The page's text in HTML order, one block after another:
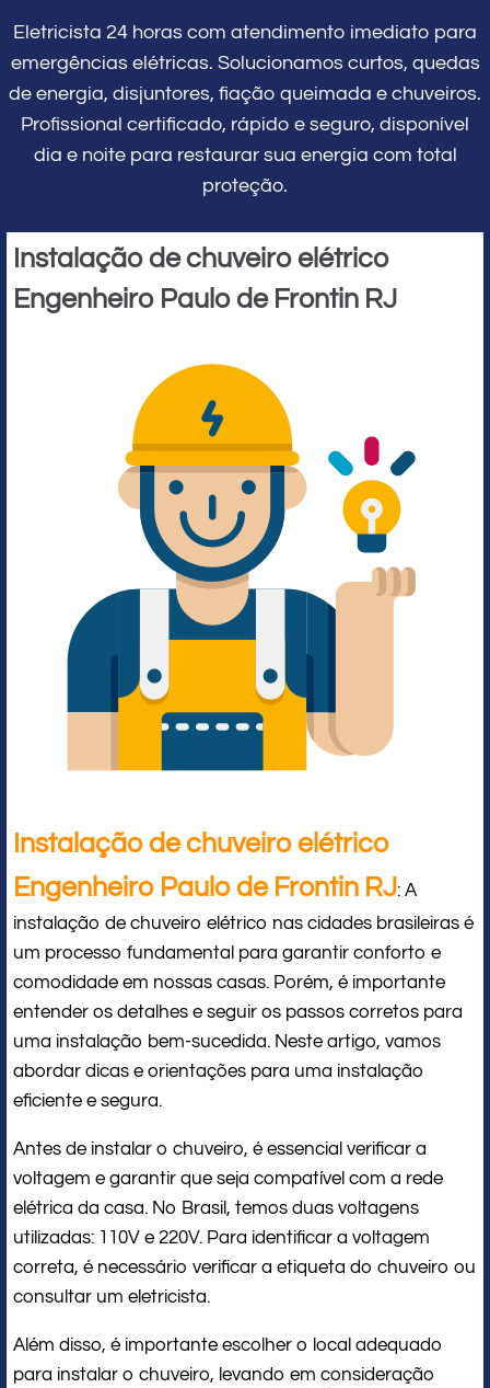
Eletricista 24 horas com atendimento imediato para
emergências elétricas. Solucionamos curtos, quedas
de energia, disjuntores, fiação queimada e chuveiros.
Profissional certificado, rápido e seguro, disponível
dia e noite para restaurar sua energia com total
proteção.
Instalação de chuveiro elétrico
Engenheiro Paulo de Frontin RJ
Instalação de chuveiro elétrico
Engenheiro Paulo de Frontin RJ: A
instalação de chuveiro elétrico nas cidades brasileiras é
um processo fundamental para garantir conforto e
comodidade em nossas casas. Porém, é importante
entender os detalhes e seguir os passos corretos para
uma instalação bem-sucedida. Neste artigo, vamos
abordar dicas e orientações para uma instalação
eficiente e segura.
Antes de instalar o chuveiro, é essencial verificar a
voltagem e garantir que seja compatível com a rede
elétrica da casa. No Brasil, temos duas voltagens
utilizadas: 110V e 220V. Para identificar a voltagem
correta, é necessário verificar a etiqueta do chuveiro ou
consultar um eletricista.
Além disso, é importante escolher o local adequado
para instalar o chuveiro, levando em consideração